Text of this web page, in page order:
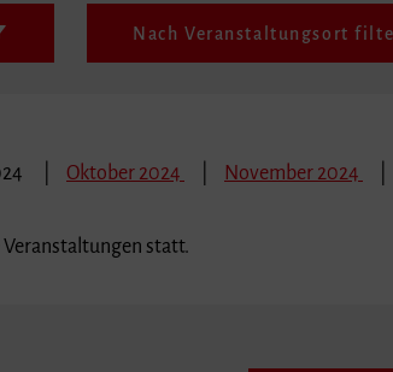
Nach Veranstaltungsort
Oktober 2024 November 2024
statt.